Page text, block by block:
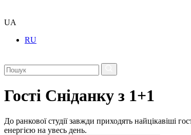
UA
RU
Гості Сніданку з 1+1
До ранкової студії завжди приходять найцікавіші
енергією на увесь день.